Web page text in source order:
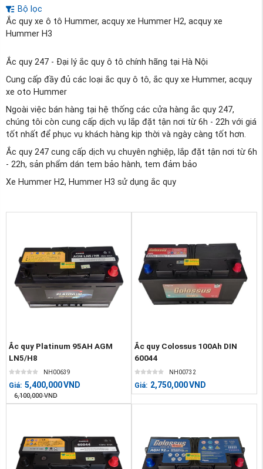
Bộ lọc
Ắc quy xe ô tô Hummer, acquy xe Hummer H2, acquy xe
Hummer H3
Ắc quy 247 - Đại lý ắc quy ô tô chính hãng tại Hà Nội
Cung cấp đầy đủ các loại ắc quy ô tô, ắc quy xe Hummer, acquy
xe oto Hummer
Ngoài việc bán hàng tại hệ thống các cửa hàng ắc quy 247,
chúng tôi còn cung cấp dịch vụ lắp đặt tận nơi từ 6h - 22h với giá
tốt nhất để phục vụ khách hàng kịp thời và ngày càng tốt hơn.
Ắc quy 247 cung cấp dịch vụ chuyên nghiệp, lắp đặt tận nơi từ 6h
- 22h, sản phẩm dán tem bảo hành, tem đảm bảo
Xe Hummer H2, Hummer H3 sử dụng ắc quy
Ắc quy Platinum 95AH AGM
LN5/H8
NH00639
Giá: 5,400,000VND
6,100,000 VND
Ắc quy Colossus 100Ah DIN
60044
NH00732
Giá: 2,750,000VND